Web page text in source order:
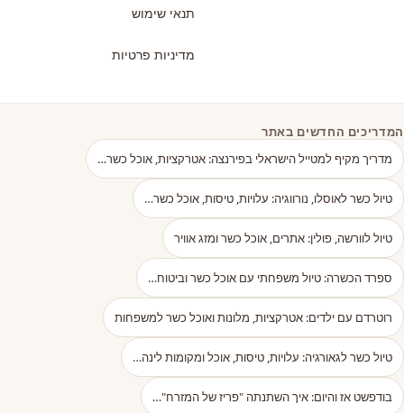
תנאי שימוש
מדיניות פרטיות
המדריכים החדשים באתר
מדריך מקיף למטייל הישראלי בפירנצה: אטרקציות, אוכל כשר…
טיול כשר לאוסלו, נורווגיה: עלויות, טיסות, אוכל כשר…
טיול לוורשה, פולין: אתרים, אוכל כשר ומזג אוויר
ספרד הכשרה: טיול משפחתי עם אוכל כשר וביטוח…
רוטרדם עם ילדים: אטרקציות, מלונות ואוכל כשר למשפחות
טיול כשר לגאורגיה: עלויות, טיסות, אוכל ומקומות לינה…
בודפשט אז והיום: איך השתנתה "פריז של המזרח"…